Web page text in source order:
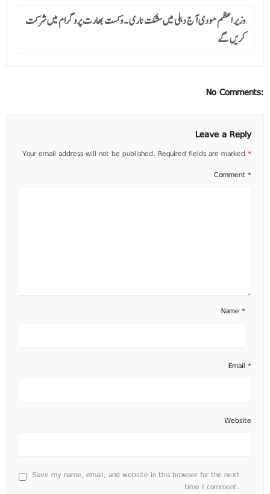
وزیر اعظم مودی آج دہلی میں سشکت ناری ۔ وکست بھارت پروگرام میں شرکت
کریں گے
No Comments:
Leave a Reply
Your email address will not be published. Required fields are marked *
Comment *
Name *
Email *
Website
Save my name, email, and website in this browser for the next
time I comment.